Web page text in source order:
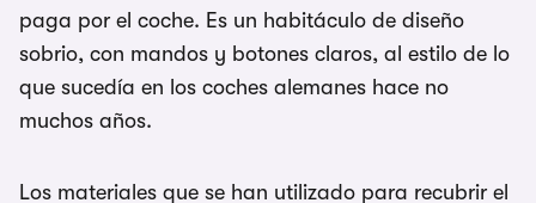
paga por el coche. Es un habitáculo de diseño
sobrio, con mandos y botones claros, al estilo de lo
que sucedía en los coches alemanes hace no
muchos años.
Los materiales que se han utilizado para recubrir el